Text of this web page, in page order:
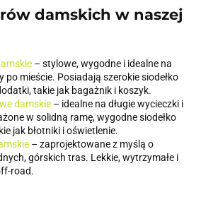
damskich w naszej
– stylowe, wygodne i idealne na
po mieście. Posiadają szerokie siodełko
takie jak bagażnik i koszyk.
damskie – idealne na długie wycieczki i
w solidną ramę, wygodne siodełko
jak błotniki i oświetlenie.
– zaprojektowane z myślą o
górskich tras. Lekkie, wytrzymałe i
road.